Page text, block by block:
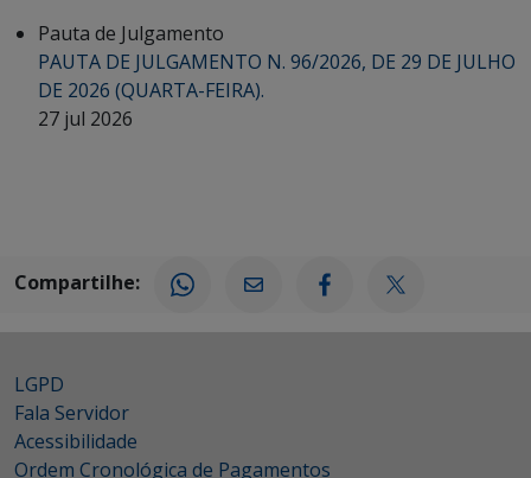
Pauta de Julgamento
PAUTA DE JULGAMENTO N. 96/2026, DE 29 DE JULHO
DE 2026 (QUARTA-FEIRA).
27 jul 2026
Compartilhe:
LGPD
Fala Servidor
Acessibilidade
Ordem Cronológica de Pagamentos